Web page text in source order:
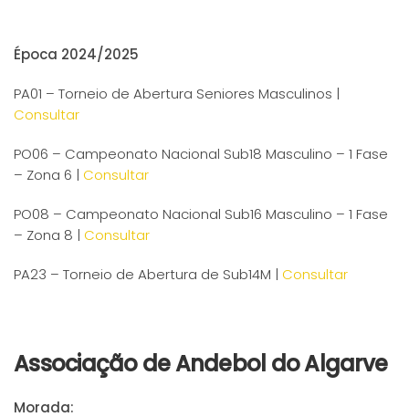
Época 2024/2025
PA01 – Torneio de Abertura Seniores Masculinos |
Consultar
PO06 – Campeonato Nacional Sub18 Masculino – 1 Fase
– Zona 6 | Consultar
PO08 – Campeonato Nacional Sub16 Masculino – 1 Fase
– Zona 8 | Consultar
PA23 – Torneio de Abertura de Sub14M | Consultar
Associação de Andebol do Algarve
Morada: